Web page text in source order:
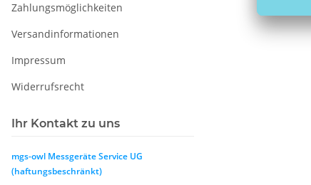
Zahlungsmöglichkeiten
Versandinformationen
Impressum
Widerrufsrecht
Ihr Kontakt zu uns
mgs-owl Messgeräte Service UG
(haftungsbeschränkt)